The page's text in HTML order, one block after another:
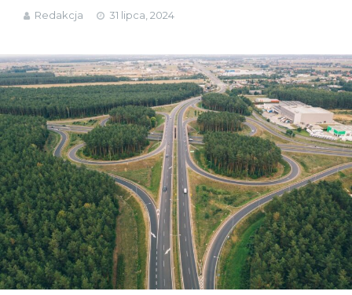
Redakcja 31 lipca, 2024